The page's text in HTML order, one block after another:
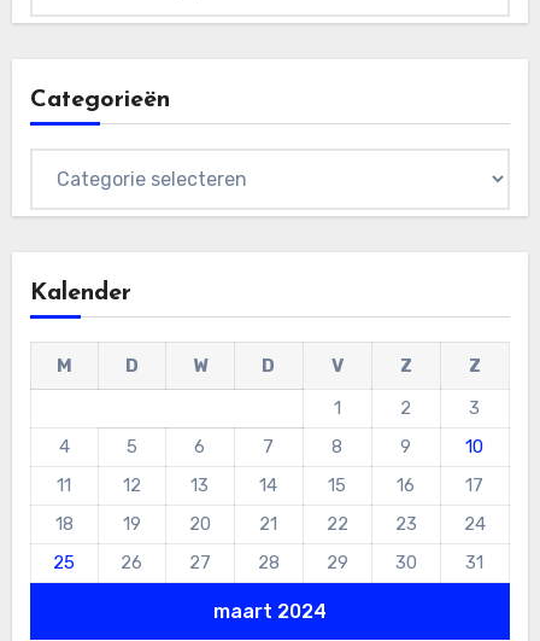
Categorieën
Kalender
maart 2024
M D W D V Z
Z
1
2
3
4
5 6 7 8 9
10
11
12 13 14 15 16
17
18
19 20 21 22 23
24
25
26 27 28 29 30 31